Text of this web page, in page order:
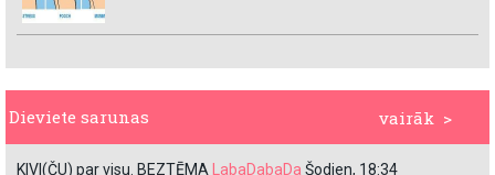
vairāk >
Dieviete sarunas
KIVI(ČU) par visu. BEZTĒMA LabaDabaDa Šodien, 18:34